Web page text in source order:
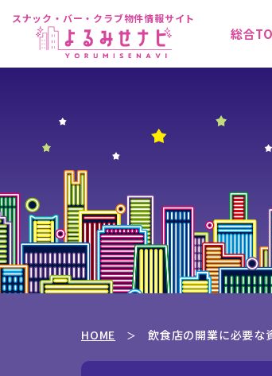
スナック・バー・クラブ物件情報サイト
総合
HOME 飲食店の開業に必要な